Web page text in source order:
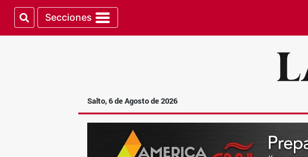
Secciones
Salto, 6 de Agosto de 2026